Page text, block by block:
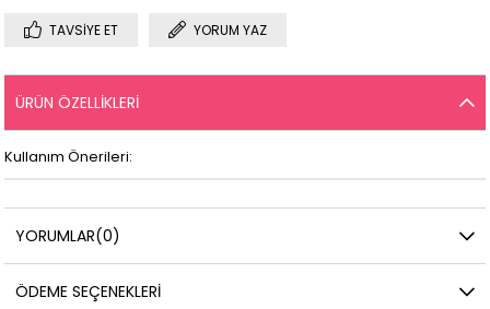
TAVSIYE ET YORUM YAZ
ÜRÜN ÖZELLIKLERI
Kullanım Önerileri:
YORUMLAR(0)
ÖDEME SEÇENEKLERI